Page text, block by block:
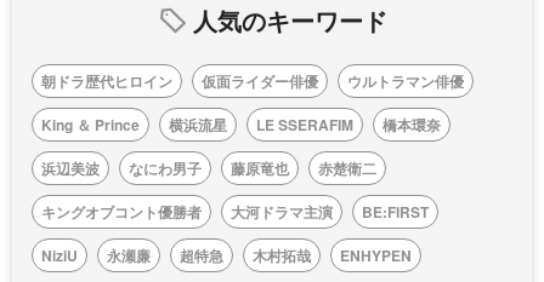
人気のキーワード
朝ドラ歴代ヒロイン 仮面ライダー俳優
ウルトラマン俳優
King ＆ Prince
横浜流星 LE SSERAFIM
橋本環奈
浜辺美波
なにわ男子 藤原竜也
赤楚衛二
キングオブコント優勝者
大河ドラマ主演
BE:FIRST
NiziU
永瀬廉 超特急 木村拓哉
ENHYPEN